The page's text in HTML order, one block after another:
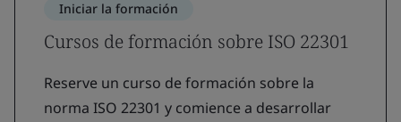
Iniciar la formación
Cursos de formación sobre ISO 22301
Reserve un curso de formación sobre la
norma ISO 22301 y comience a desarrollar